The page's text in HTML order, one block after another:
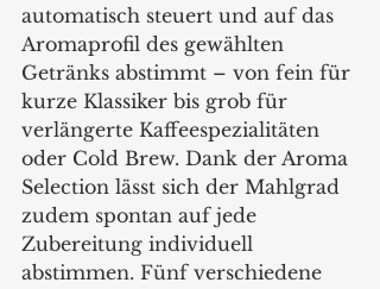
automatisch steuert und auf das
Aromaprofil des gewählten
Getränks abstimmt – von fein für
kurze Klassiker bis grob für
verlängerte Kaffeespezialitäten
oder Cold Brew. Dank der Aroma
Selection lässt sich der Mahlgrad
zudem spontan auf jede
Zubereitung individuell
abstimmen. Fünf verschiedene